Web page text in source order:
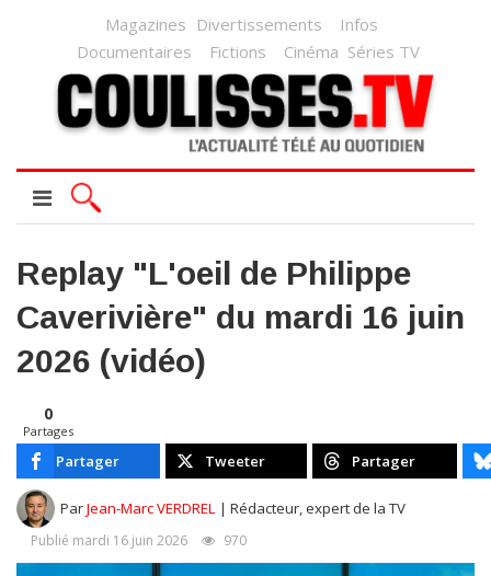
Magazines Divertissements
Infos
Documentaires
Fictions Cinéma Séries TV
Replay "L'oeil de Philippe
Caverivière" du mardi 16 juin
2026 (vidéo)
0
Partages
Partager Tweeter Partager
ParJean-Marc VERDREL | Rédacteur, expert de la TV
Publié mardi 16 juin 2026 970